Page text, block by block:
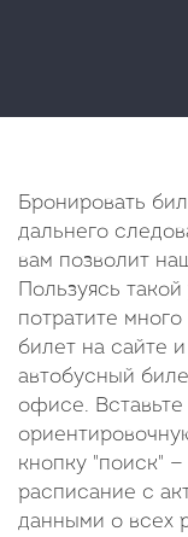
Бронировать
дальнего
вам позволит
Пользуясь
потратите
билет на сайте
автобусный
офисе.
кнопку "поиск"
расписание с
данными о всех